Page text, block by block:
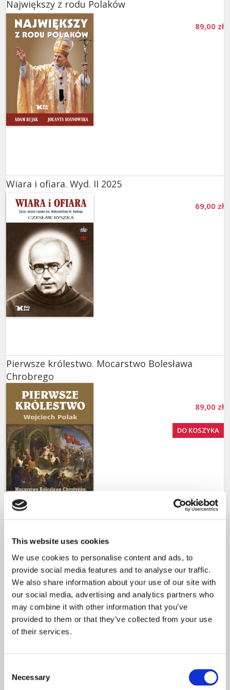
This website uses cookies
We use cookies to personalise content and ads, to
provide social media features and to analyse our traffic.
We also share information about your use of our site with
our social media, advertising and analytics partners who
may combine it with other information that you’ve
provided to them or that they’ve collected from your use
of their services.
Selection
Necessary
Prezent na ślub
Prezent na urodziny i imieniny
Prezent na Wielkanoc
NOWOŚCI
PROMOCJE
Największy z rodu Polaków
89,00 zł
Wiara i ofiara. Wyd. II 2025
69,00 zł
Pierwsze królestwo. Mocarstwo Bolesława
Chrobrego
89,00 zł
DO KOSZYKA
PAKIET Historia i teraźniejszość tom 1 i tom 2 w
cenie 80 zł
80,00 zł 98,00 zł
DO KOSZYKA
promocja